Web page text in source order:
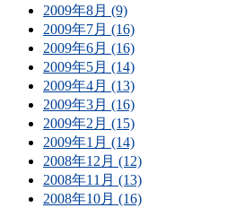
2009年8月 (9)
2009年7月 (16)
2009年6月 (16)
2009年5月 (14)
2009年4月 (13)
2009年3月 (16)
2009年2月 (15)
2009年1月 (14)
2008年12月 (12)
2008年11月 (13)
2008年10月 (16)